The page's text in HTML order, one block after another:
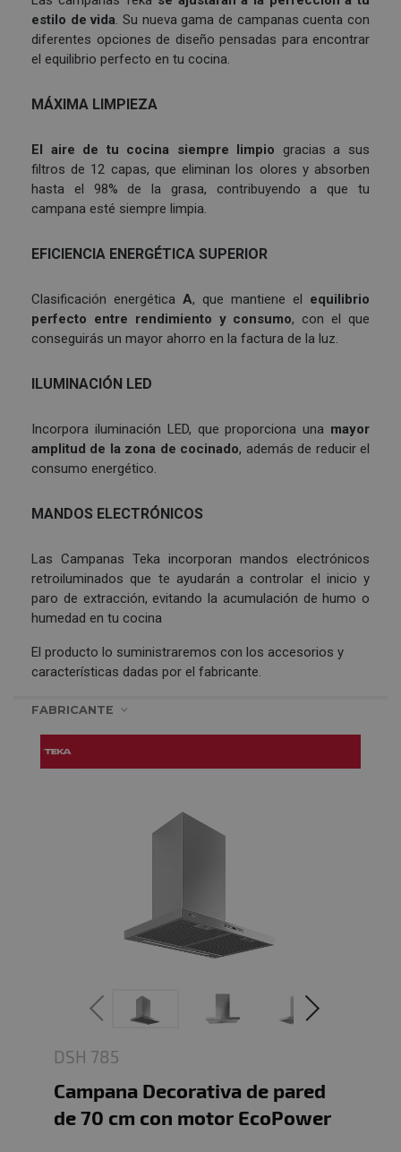
estilo de vida. Su nueva gama de campanas cuenta con
diferentes opciones de diseño pensadas para encontrar
el equilibrio perfecto en tu cocina.
MÁXIMA LIMPIEZA
El aire de tu cocina siempre limpio gracias a sus
filtros de 12 capas, que eliminan los olores y absorben
hasta el 98% de la grasa, contribuyendo a que tu
campana esté siempre limpia.
EFICIENCIA ENERGÉTICA SUPERIOR
Clasificación energética A, que mantiene el equilibrio
perfecto entre rendimiento y consumo, con el que
conseguirás un mayor ahorro en la factura de la luz.
ILUMINACIÓN LED
Incorpora iluminación LED, que proporciona una mayor
amplitud de la zona de cocinado, además de reducir el
consumo energético.
MANDOS ELECTRÓNICOS
Las Campanas Teka incorporan mandos electrónicos
retroiluminados que te ayudarán a controlar el inicio y
paro de extracción, evitando la acumulación de humo o
humedad en tu cocina
El producto lo suministraremos con los accesorios y
características dadas por el fabricante.
FABRICANTE
DSH 785
Campana Decorativa de pared
de 70 cm con motor EcoPower